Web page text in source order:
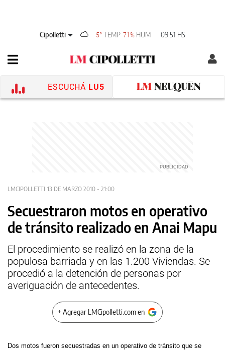
Cipolletti 5°TEMP 71% HUM 09:51 HS
ESCUCHÁ LU5
LMCIPOLLETTI 13 DE MARZO 2010 - 21:00
Secuestraron motos en operativo
de tránsito realizado en Anai Mapu
El procedimiento se realizó en la zona de la
populosa barriada y en las 1.200 Viviendas. Se
procedió a la detención de personas por
averiguación de antecedentes.
+ Agregar LMCipolletti.com en
Dos motos fueron secuestradas en un operativo de tránsito que se